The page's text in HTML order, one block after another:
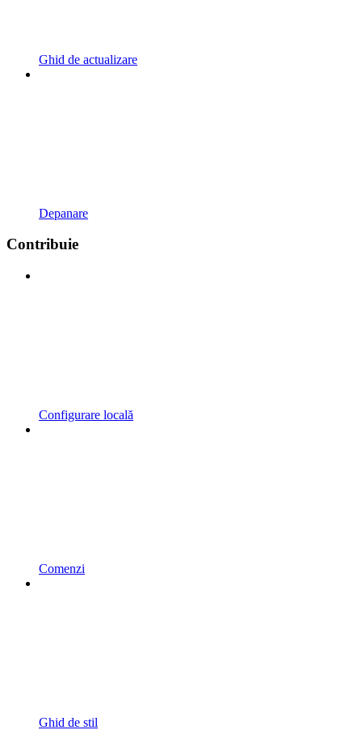
Ghid de actualizare
Depanare
Contribuie
Configurare locală
Comenzi
Ghid de stil